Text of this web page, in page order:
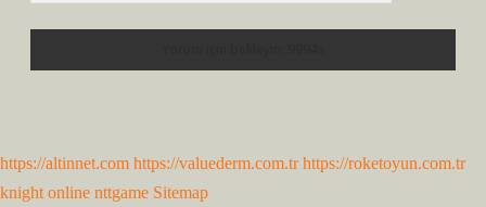
https://altinnet.com https://valuederm.com.tr https://roketoyun.com.tr
knight online nttgame Sitemap